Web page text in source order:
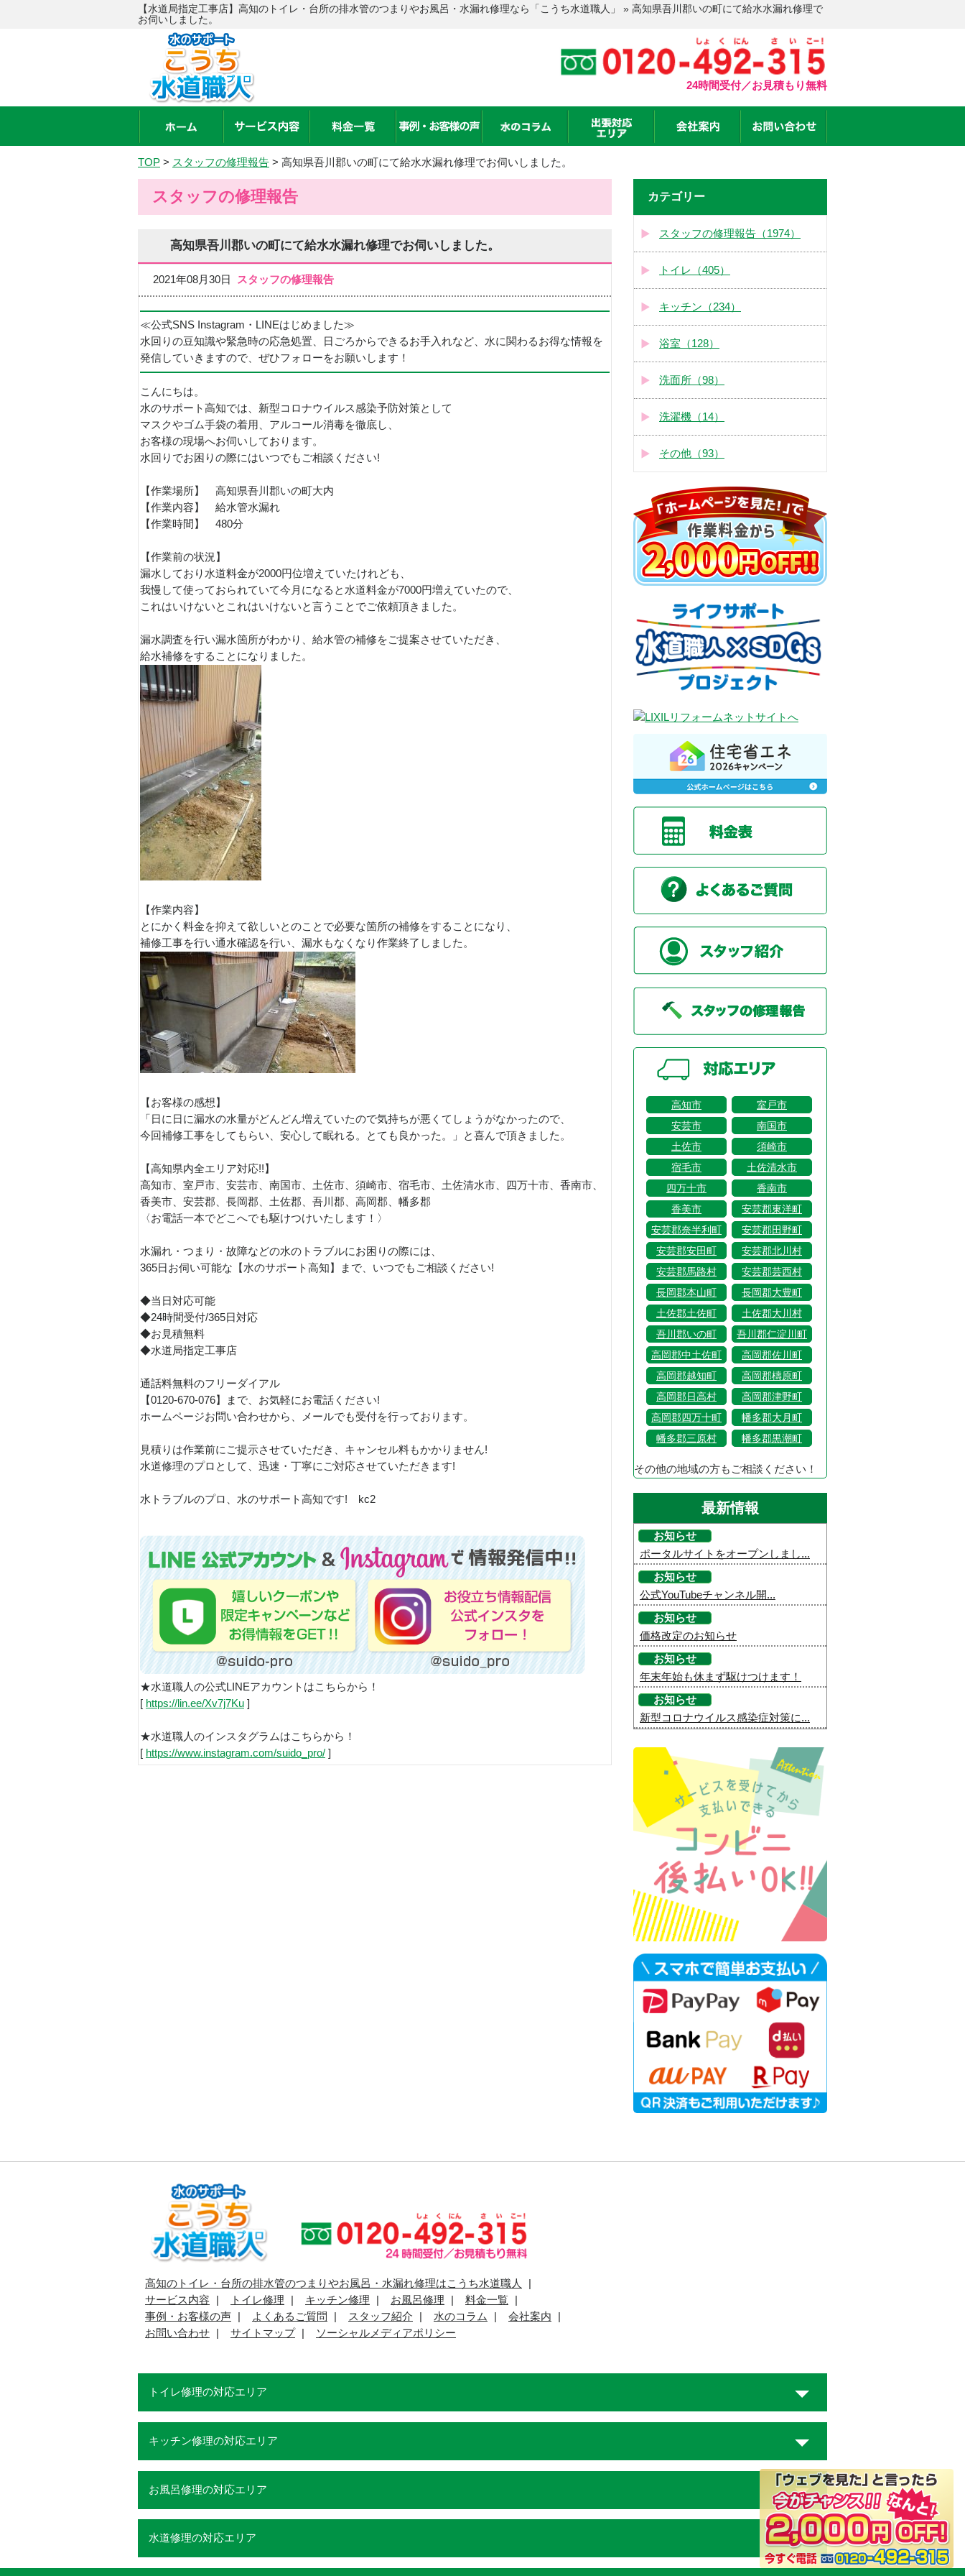
【水道局指定工事店】高知のトイレ・台所の排水管のつまりやお風呂・水漏れ修理なら「こうち水道職人」 » 高知県吾川郡いの町にて給水水漏れ修理で
お伺いしました。
24時間受付／お見積もり無料
TOP > スタッフの修理報告 > 高知県吾川郡いの町にて給水水漏れ修理でお伺いしました。
スタッフの修理報告
高知県吾川郡いの町にて給水水漏れ修理でお伺いしました。
2021年08月30日 スタッフの修理報告
≪公式SNS Instagram・LINEはじめました≫
水回りの豆知識や緊急時の応急処置、日ごろからできるお手入れなど、水に関わるお得な情報を
発信していきますので、ぜひフォローをお願いします！
こんにちは。
水のサポート高知では、新型コロナウイルス感染予防対策として
マスクやゴム手袋の着用、アルコール消毒を徹底し、
お客様の現場へお伺いしております。
水回りでお困りの際にはいつでもご相談ください!
【作業場所】 高知県吾川郡いの町大内
【作業内容】 給水管水漏れ
【作業時間】 480分
【作業前の状況】
漏水しており水道料金が2000円位増えていたけれども、
我慢して使っておられていて今月になると水道料金が7000円増えていたので、
これはいけないとこれはいけないと言うことでご依頼頂きました。
漏水調査を行い漏水箇所がわかり、給水管の補修をご提案させていただき、
給水補修をすることになりました。
【作業内容】
とにかく料金を抑えて欲しいとのことで必要な箇所の補修をすることになり、
補修工事を行い通水確認を行い、漏水もなくなり作業終了しました。
【お客様の感想】
「日に日に漏水の水量がどんどん増えていたので気持ちが悪くてしょうがなかったので、
今回補修工事をしてもらい、安心して眠れる。とても良かった。」と喜んで頂きました。
【高知県内全エリア対応!!】
高知市、室戸市、安芸市、南国市、土佐市、須崎市、宿毛市、土佐清水市、四万十市、香南市、
香美市、安芸郡、長岡郡、土佐郡、吾川郡、高岡郡、幡多郡
〈お電話一本でどこへでも駆けつけいたします！〉
水漏れ・つまり・故障などの水のトラブルにお困りの際には、
365日お伺い可能な【水のサポート高知】まで、いつでもご相談ください!
◆当日対応可能
◆24時間受付/365日対応
◆お見積無料
◆水道局指定工事店
通話料無料のフリーダイアル
【0120-670-076】まで、お気軽にお電話ください!
ホームページお問い合わせから、メールでも受付を行っております。
見積りは作業前にご提示させていただき、キャンセル料もかかりません!
水道修理のプロとして、迅速・丁寧にご対応させていただきます!
水トラブルのプロ、水のサポート高知です! kc2
★水道職人の公式LINEアカウントはこちらから！
[ https://lin.ee/Xv7j7Ku ]
★水道職人のインスタグラムはこちらから！
[ https://www.instagram.com/suido_pro/ ]
カテゴリー
スタッフの修理報告（1974）
トイレ（405）
キッチン（234）
浴室（128）
洗面所（98）
洗濯機（14）
その他（93）
高知市
室戸市
安芸市
南国市
土佐市
須崎市
宿毛市
土佐清水市
四万十市
香南市
香美市
安芸郡東洋町
安芸郡奈半利町
安芸郡田野町
安芸郡安田町
安芸郡北川村
安芸郡馬路村
安芸郡芸西村
長岡郡本山町
長岡郡大豊町
土佐郡土佐町
土佐郡大川村
吾川郡いの町
吾川郡仁淀川町
高岡郡中土佐町
高岡郡佐川町
高岡郡越知町
高岡郡檮原町
高岡郡日高村
高岡郡津野町
高岡郡四万十町
幡多郡大月町
幡多郡三原村
幡多郡黒潮町
その他の地域の方もご相談ください！
最新情報
お知らせ
ポータルサイトをオープンしまし...
お知らせ
公式YouTubeチャンネル開...
お知らせ
価格改定のお知らせ
お知らせ
年末年始も休まず駆けつけます！
お知らせ
新型コロナウイルス感染症対策に...
高知のトイレ・台所の排水管のつまりやお風呂・水漏れ修理はこうち水道職人
サービス内容
トイレ修理 キッチン修理 お風呂修理
料金一覧
事例・お客様の声
よくあるご質問 スタッフ紹介 水のコラム
会社案内
お問い合わせ
サイトマップ ソーシャルメディアポリシー
トイレ修理の対応エリア
キッチン修理の対応エリア
お風呂修理の対応エリア
水道修理の対応エリア